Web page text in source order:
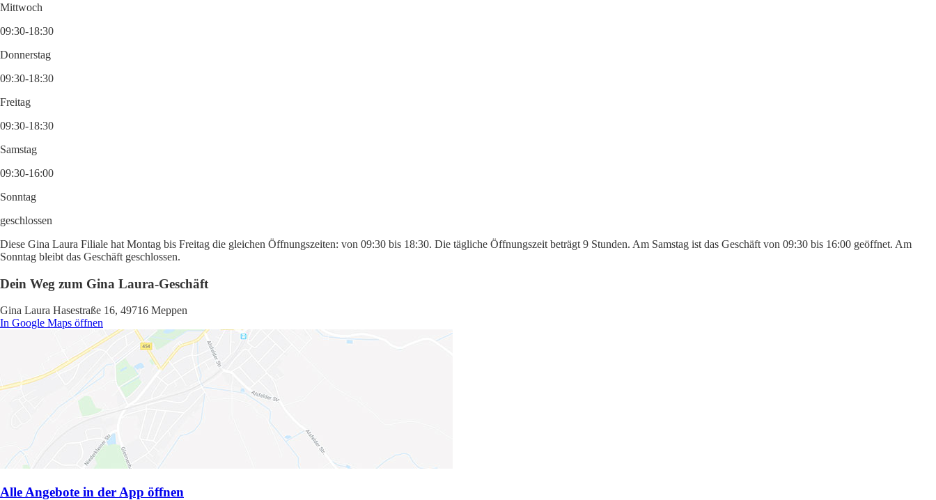
Mittwoch
09:30-18:30
Donnerstag
09:30-18:30
Freitag
09:30-18:30
Samstag
09:30-16:00
Sonntag
geschlossen
Diese Gina Laura Filiale hat Montag bis Freitag die gleichen Öffnungszeiten: von 09:30 bis 18:30. Die tägliche Öffnungszeit beträgt 9 Stunden. Am Samstag ist das Geschäft von 09:30 bis 16:00 geöffnet. Am
Sonntag bleibt das Geschäft geschlossen.
Dein Weg zum Gina Laura-Geschäft
Gina Laura Hasestraße 16, 49716 Meppen
In Google Maps öffnen
Alle Angebote in der App öffnen